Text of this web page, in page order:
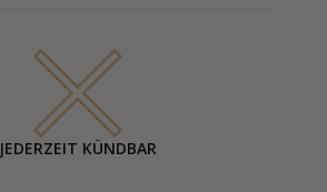
JEDERZEIT KÜNDBAR